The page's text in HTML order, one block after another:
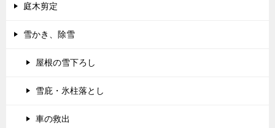
庭木剪定
雪かき、除雪
屋根の雪下ろし
雪庇・氷柱落とし
車の救出